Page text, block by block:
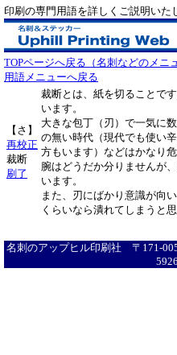
印刷の専門用語を詳しくご説明いた
TOPページへ戻る（名刺などのメニ
用語メニューへ戻る
【さ】
再校正
裁断
刷了
裁断とは、紙を切ることで
います。
大きな包丁（刃）で一気に
の無い時代（現代でも使い
方もいます）などはかなり危
腕はどうだか分りませんが
います。
また、刃にばかり意識が向
くらいなら潰れてしまうと思
名刺のアップヒル印刷社 〒171-